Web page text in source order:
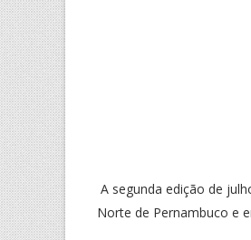
A segunda edição de
Norte de Pernambuco e